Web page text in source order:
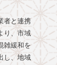
者と連携
り、市域
雑緩和を
し、地域